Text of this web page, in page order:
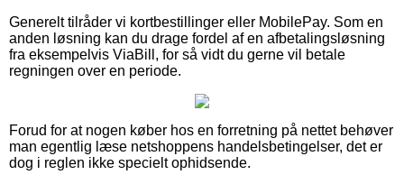
Generelt tilråder vi kortbestillinger eller MobilePay. Som en
anden løsning kan du drage fordel af en afbetalingsløsning
fra eksempelvis ViaBill, for så vidt du gerne vil betale
regningen over en periode.
Forud for at nogen køber hos en forretning på nettet behøver
man egentlig læse netshoppens handelsbetingelser, det er
dog i reglen ikke specielt ophidsende.